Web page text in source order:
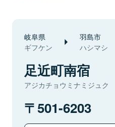
岐阜県
ギフケン
羽島市
ハシマシ
足近町南宿
アジカチョウミナミジュク
501-6203